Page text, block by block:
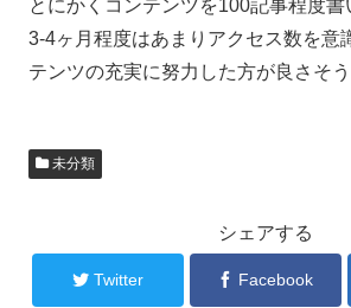
とにかくコンテンツを100記事程度
3-4ヶ月程度はあまりアクセス数を意
テンツの充実に努力した方が良さそう
未分類
シェアする
Twitter Facebook